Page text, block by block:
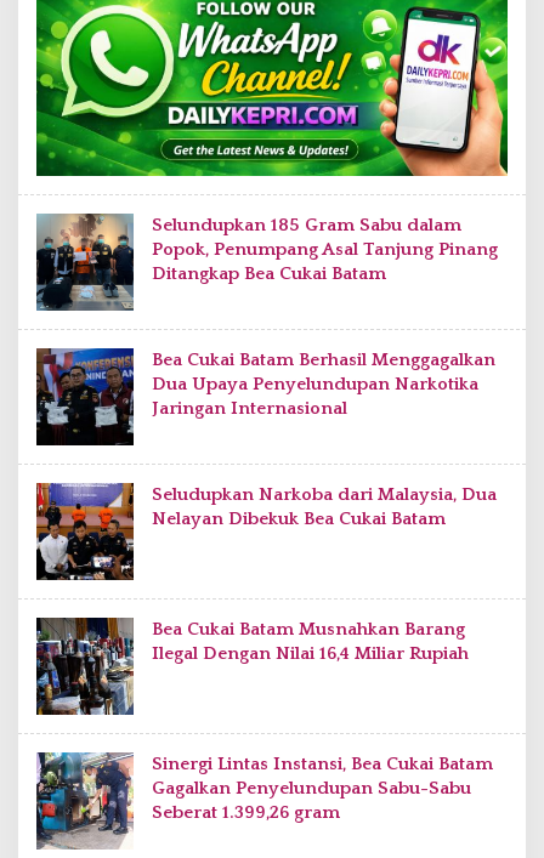
Selundupkan 185 Gram Sabu dalam
Popok, Penumpang Asal Tanjung Pinang
Ditangkap Bea Cukai Batam
Bea Cukai Batam Berhasil Menggagalkan
Dua Upaya Penyelundupan Narkotika
Jaringan Internasional
Seludupkan Narkoba dari Malaysia, Dua
Nelayan Dibekuk Bea Cukai Batam
Bea Cukai Batam Musnahkan Barang
Ilegal Dengan Nilai 16,4 Miliar Rupiah
Sinergi Lintas Instansi, Bea Cukai Batam
Gagalkan Penyelundupan Sabu-Sabu
Seberat 1.399,26 gram